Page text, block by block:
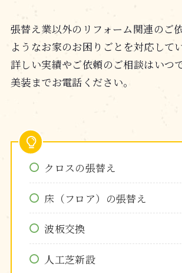
張替え業以外のリフォーム関連のご
ようなお家のお困りごとを対応して
詳しい実績やご依頼のご相談はいつ
美装までお電話ください。
クロスの張替え
床（フロア）の張替え
波板交換
人工芝新設